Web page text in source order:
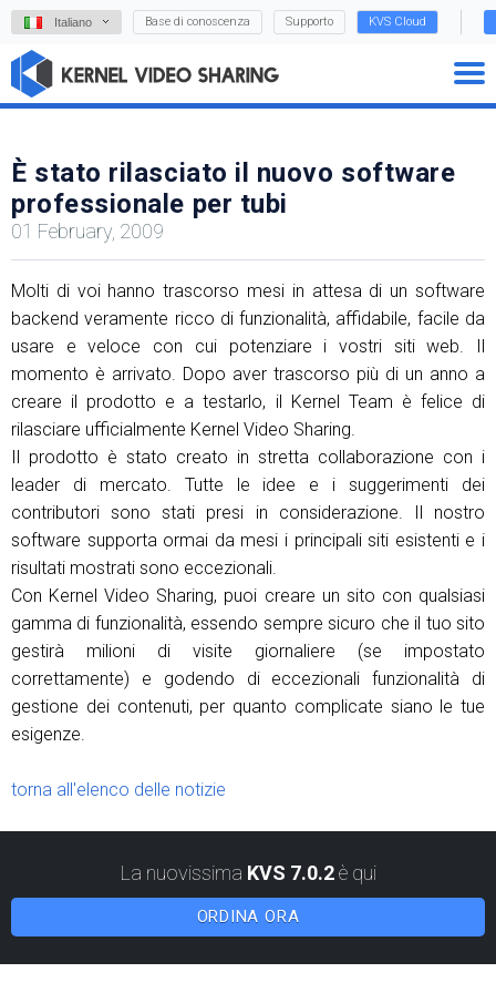
Italiano Base di conoscenza Supporto KVS Cloud
È stato rilasciato il nuovo software
professionale per tubi
01 February, 2009
Molti di voi hanno trascorso mesi in attesa di un software
backend veramente ricco di funzionalità, affidabile, facile da
usare e veloce con cui potenziare i vostri siti web. Il
momento è arrivato. Dopo aver trascorso più di un anno a
creare il prodotto e a testarlo, il Kernel Team è felice di
rilasciare ufficialmente Kernel Video Sharing.
Il prodotto è stato creato in stretta collaborazione con i
leader di mercato. Tutte le idee e i suggerimenti dei
contributori sono stati presi in considerazione. Il nostro
software supporta ormai da mesi i principali siti esistenti e i
risultati mostrati sono eccezionali.
Con Kernel Video Sharing, puoi creare un sito con qualsiasi
gamma di funzionalità, essendo sempre sicuro che il tuo sito
gestirà milioni di visite giornaliere (se impostato
correttamente) e godendo di eccezionali funzionalità di
gestione dei contenuti, per quanto complicate siano le tue
esigenze.
torna all'elenco delle notizie
La nuovissima KVS 7.0.2è qui
ORDINA ORA